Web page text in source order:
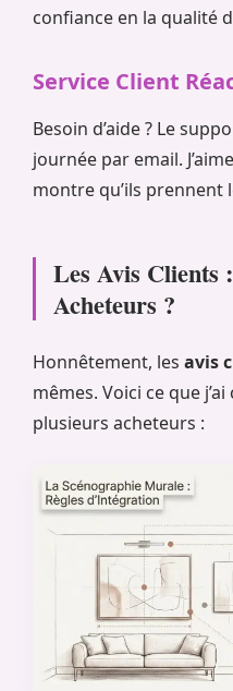
confiance en la qualité
Service Client
Besoin d’aide ? Le
journée par email.
montre qu’ils prennent
Les Avis Clients
Acheteurs ?
Honnêtement, les avis
mêmes. Voici ce que
plusieurs acheteurs :